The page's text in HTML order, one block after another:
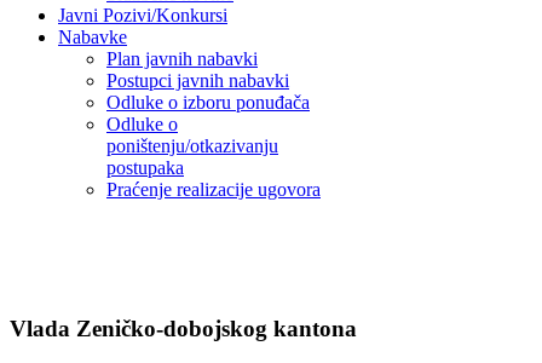
Javni Pozivi/Konkursi
Nabavke
Plan javnih nabavki
Postupci javnih nabavki
Odluke o izboru ponuđača
Odluke o
poništenju/otkazivanju
postupaka
Praćenje realizacije ugovora
Vlada Zeničko-dobojskog kantona